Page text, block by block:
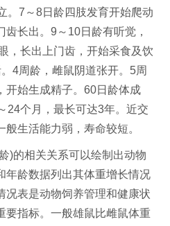
。7～8日龄四肢发育开始爬动
长出。9～10日龄有听觉，
，长出上门齿，开始采食及饮
4周龄，雌鼠阴道张开。5周
开始生成精子。60日龄体成
24个月，最长可达3年。近交
生活能力弱，寿命较短。
)的相关关系可以绘制出动物
年龄数据列出其体重增长情况
况表是动物饲养管理和健康状
要指标。一般雄鼠比雌鼠体重